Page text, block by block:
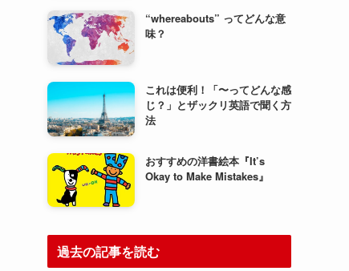
“whereabouts” ってどんな意
味？
これは便利！「〜ってどんな感
じ？」とザックリ英語で聞く方
法
おすすめの洋書絵本『It’s
Okay to Make Mistakes』
過去の記事を読む